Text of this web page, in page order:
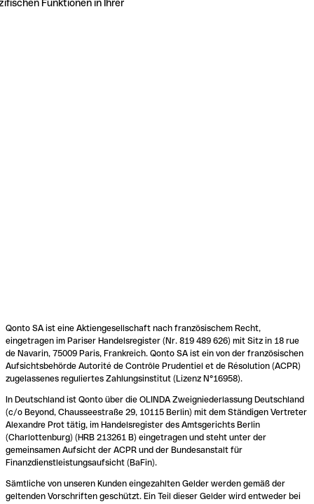
Funktionen in Ihrer
Qonto SA ist eine Aktiengesellschaft nach französischem Recht,
eingetragen im Pariser Handelsregister (Nr. 819 489 626) mit Sitz in 18 rue
de Navarin, 75009 Paris, Frankreich. Qonto SA ist ein von der französischen
Aufsichtsbehörde Autorité de Contrôle Prudentiel et de Résolution (ACPR)
zugelassenes reguliertes Zahlungsinstitut (Lizenz N°16958).
In Deutschland ist Qonto über die OLINDA Zweigniederlassung Deutschland
(c/o Beyond, Chausseestraße 29, 10115 Berlin) mit dem Ständigen Vertreter
Alexandre Prot tätig, im Handelsregister des Amtsgerichts Berlin
(Charlottenburg) (HRB 213261 B) eingetragen und steht unter der
gemeinsamen Aufsicht der ACPR und der Bundesanstalt für
Finanzdienstleistungsaufsicht (BaFin).
Sämtliche von unseren Kunden eingezahlten Gelder werden gemäß der
geltenden Vorschriften geschützt. Ein Teil dieser Gelder wird entweder bei